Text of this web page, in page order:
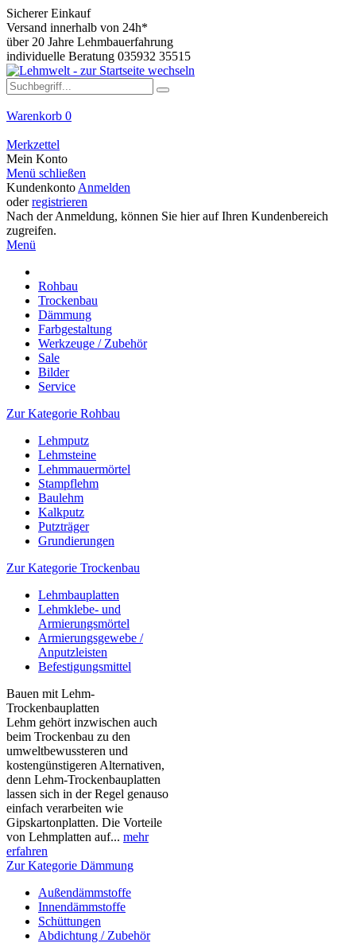
Sicherer Einkauf
Versand innerhalb von 24h*
über 20 Jahre Lehmbauerfahrung
individuelle Beratung 035932 35515
Warenkorb 0
Merkzettel
Mein Konto
Menü schließen
Kundenkonto Anmelden
oderregistrieren
Nach der Anmeldung, können Sie hier auf Ihren Kundenbereich
zugreifen.
Menü
Rohbau
Trockenbau
Dämmung
Farbgestaltung
Werkzeuge / Zubehör
Sale
Bilder
Service
Zur Kategorie Rohbau
Lehmputz
Lehmsteine
Lehmmauermörtel
Stampflehm
Baulehm
Kalkputz
Putzträger
Grundierungen
Zur Kategorie Trockenbau
Lehmbauplatten
Lehmklebe- und
Armierungsmörtel
Armierungsgewebe /
Anputzleisten
Befestigungsmittel
Bauen mit Lehm-
Trockenbauplatten
Lehm gehört inzwischen auch
beim Trockenbau zu den
umweltbewussteren und
kostengünstigeren Alternativen,
denn Lehm-Trockenbauplatten
lassen sich in der Regel genauso
einfach verarbeiten wie
Gipskartonplatten. Die Vorteile
von Lehmplatten auf... mehr
erfahren
Zur Kategorie Dämmung
Außendämmstoffe
Innendämmstoffe
Schüttungen
Abdichtung / Zubehör